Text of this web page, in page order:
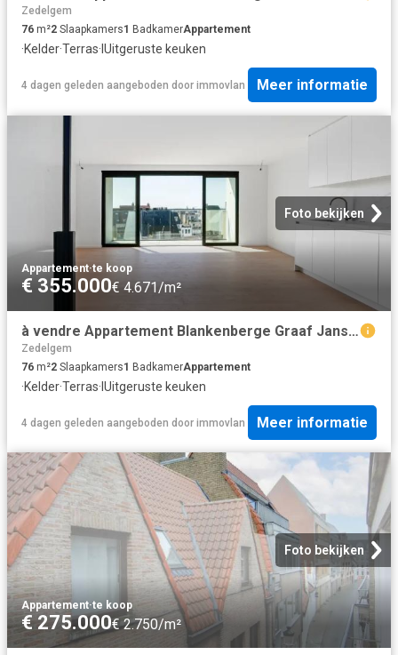
Zedelgem
76 m²2 Slaapkamers1 BadkamerAppartement
·Kelder·Terras· IUitgeruste keuken
4 dagen geleden aangeboden door immovlan Meer informatie
Foto bekijken
Appartement·te koop
€ 355.000€ 4.671/m²
à vendre Appartement Blankenberge Graaf Jansdijk
Zedelgem
76 m²2 Slaapkamers1 BadkamerAppartement
·Kelder·Terras· IUitgeruste keuken
4 dagen geleden aangeboden door immovlan Meer informatie
Foto bekijken
Appartement·te koop
€ 275.000€ 2.750/m²